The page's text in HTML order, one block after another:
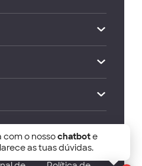
School of Economics
com o nossochatbote
as tuas dúvidas.